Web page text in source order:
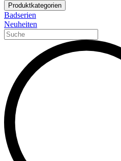
Produktkategorien
Badserien
Neuheiten